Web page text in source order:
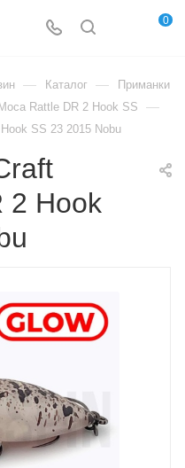
0
— Каталог — Приманки
Moca Rattle DR 2 Hook SS —
SS 23 2015 Nobu
2 Hook